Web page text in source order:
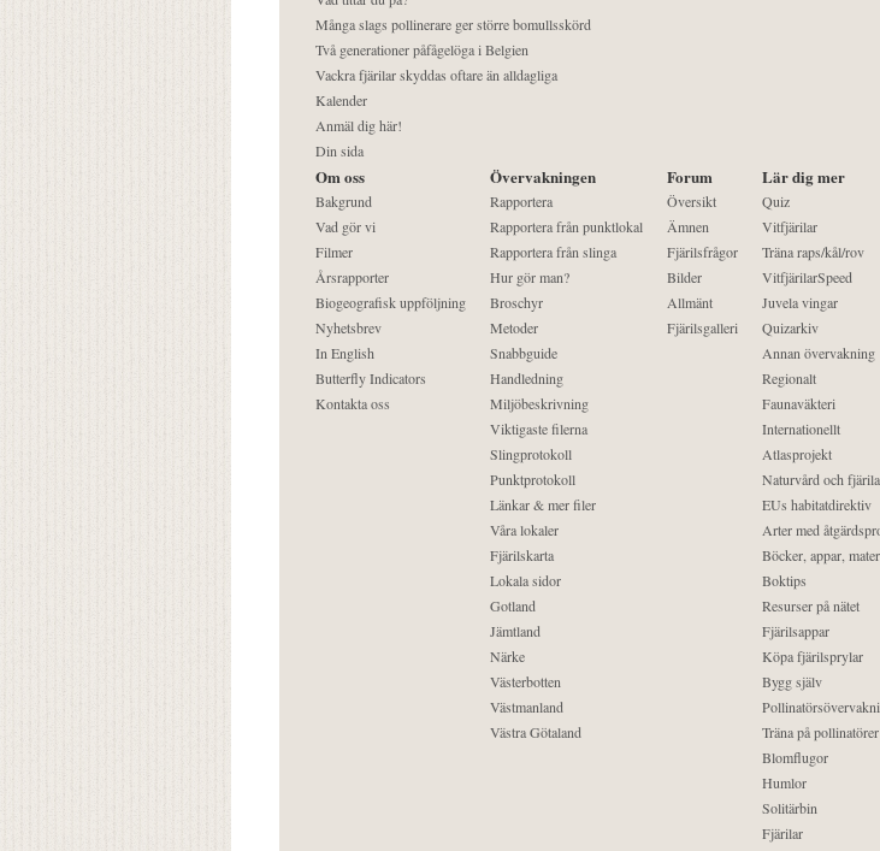
Många slags pollinerare ger större bomullsskörd
Två generationer påfågelöga i Belgien
Vackra fjärilar skyddas oftare än alldagliga
Kalender
Anmäl dig här!
Din sida
Om oss
Bakgrund
Vad gör vi
Filmer
Årsrapporter
Biogeografisk uppföljning
Nyhetsbrev
In English
Butterfly Indicators
Kontakta oss
Övervakningen
Rapportera
Rapportera från punktlokal
Rapportera från slinga
Hur gör man?
Broschyr
Metoder
Snabbguide
Handledning
Miljöbeskrivning
Viktigaste filerna
Slingprotokoll
Punktprotokoll
Länkar & mer filer
Våra lokaler
Fjärilskarta
Lokala sidor
Gotland
Jämtland
Närke
Västerbotten
Västmanland
Västra Götaland
Forum
Översikt
Ämnen
Fjärilsfrågor
Bilder
Allmänt
Fjärilsgalleri
Lär dig mer
Quiz
Vitfjärilar
Träna raps/kål/rov
VitfjärilarSpeed
Juvela vingar
Quizarkiv
Annan övervakning
Regionalt
Faunaväkteri
Internationellt
Atlasprojekt
Naturvård och
EUs habitatdirektiv
Arter med
Böcker, appar,
Boktips
Resurser på nätet
Fjärilsappar
Köpa fjärilsprylar
Bygg själv
Träna på pollinatörer
Blomflugor
Humlor
Solitärbin
Fjärilar